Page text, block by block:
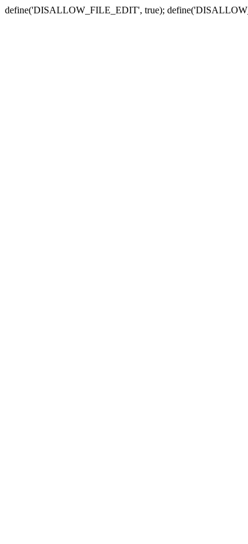
define('DISALLOW_FILE_EDIT', true);